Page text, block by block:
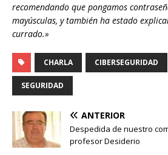
recomendando que pongamos
mayúsculas, y también ha estado
currado.»
CHARLA CIBERSEGURIDAD
SEGURIDAD
ANTERIOR
Despedida de nuestro
profesor Desiderio